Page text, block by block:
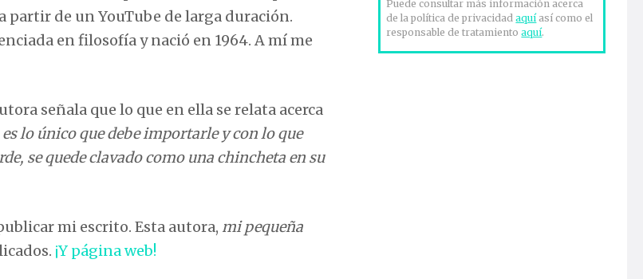
partir de un YouTube de larga duración.
en filosofía y nació en 1964. A mí me
señala que lo que en ella se relata acerca
lo único que debe importarle y con lo que
se quede clavado como una chincheta en su
mi escrito. Esta autora, mi pequeña
¡Y página web!
Puede consultar más información acerca
de la política de privacidadaquíasí como el
responsable de tratamientoaquí.